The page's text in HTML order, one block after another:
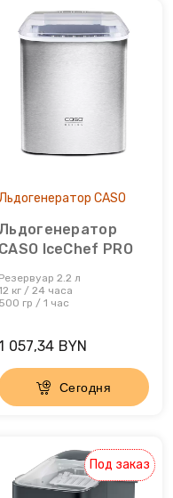
CASO
Льдогенератор
CASO IceChef PRO
Резервуар 2.2 л
кг / 24 часа
500 гр / 1 час
057,34 BYN
Сегодня
Под заказ